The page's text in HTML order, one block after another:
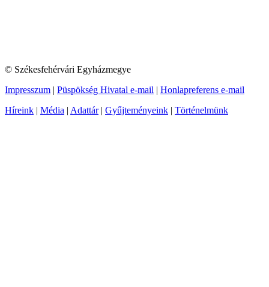
© Székesfehérvári Egyházmegye
Impresszum | Püspökség Hivatal e-mail | Honlapreferens e-mail
Híreink | Média | Adattár| Gyűjteményeink | Történelmünk